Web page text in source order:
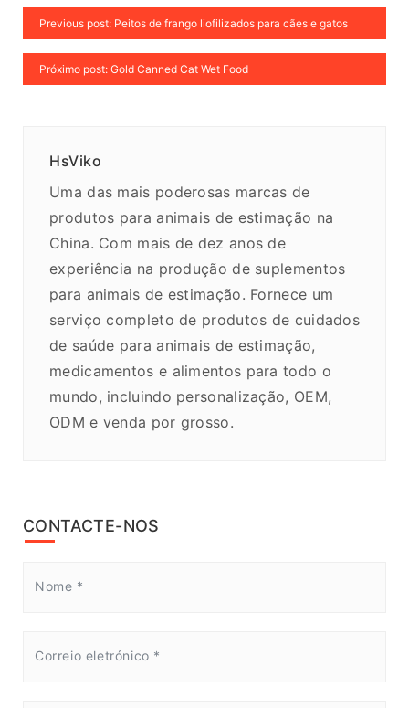
Previous post: Peitos de frango liofilizados para cães e gatos
Próximo post: Gold Canned Cat Wet Food
HsViko
Uma das mais poderosas marcas de
produtos para animais de estimação na
China. Com mais de dez anos de
experiência na produção de suplementos
para animais de estimação. Fornece um
serviço completo de produtos de cuidados
de saúde para animais de estimação,
medicamentos e alimentos para todo o
mundo, incluindo personalização, OEM,
ODM e venda por grosso.
CONTACTE-NOS